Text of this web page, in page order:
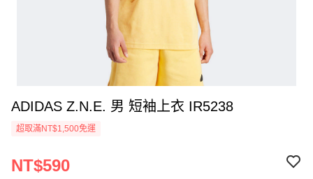
ADIDAS Z.N.E. 男 短袖上衣 IR5238
超取滿NT$1,500免運
NT$590